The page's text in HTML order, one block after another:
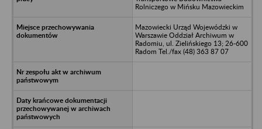
Rolniczego w Mińsku Mazowieckim
Mazowiecki Urząd Wojewódzki w
Warszawie Oddział Archiwum w
Radomiu, ul. Zielińskiego 13; 26-600
Radom Tel./fax (48) 363 87 07